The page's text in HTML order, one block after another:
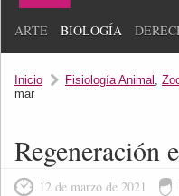
ARTE BIOLOGÍA
Inicio Fisiología Animal ,
mar
Regeneración
12 de marzo de 2021